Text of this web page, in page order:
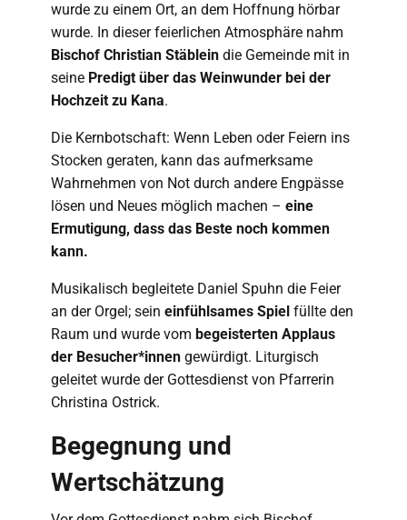
wurde zu einem Ort, an dem Hoffnung hörbar
wurde. In dieser feierlichen Atmosphäre nahm
Bischof Christian Stäblein die Gemeinde mit in
seine Predigt über das Weinwunder bei der
Hochzeit zu Kana.
Die Kernbotschaft: Wenn Leben oder Feiern ins
Stocken geraten, kann das aufmerksame
Wahrnehmen von Not durch andere Engpässe
lösen und Neues möglich machen – eine
Ermutigung, dass das Beste noch kommen
kann.
Musikalisch begleitete Daniel Spuhn die Feier
an der Orgel; sein einfühlsames Spiel füllte den
Raum und wurde vom begeisterten Applaus
der Besucher*innen gewürdigt. Liturgisch
geleitet wurde der Gottesdienst von Pfarrerin
Christina Ostrick.
Begegnung und
Wertschätzung